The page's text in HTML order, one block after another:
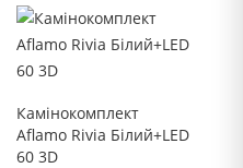
Камінокомплект
Aflamo Rivia Білий+LED
60 3D